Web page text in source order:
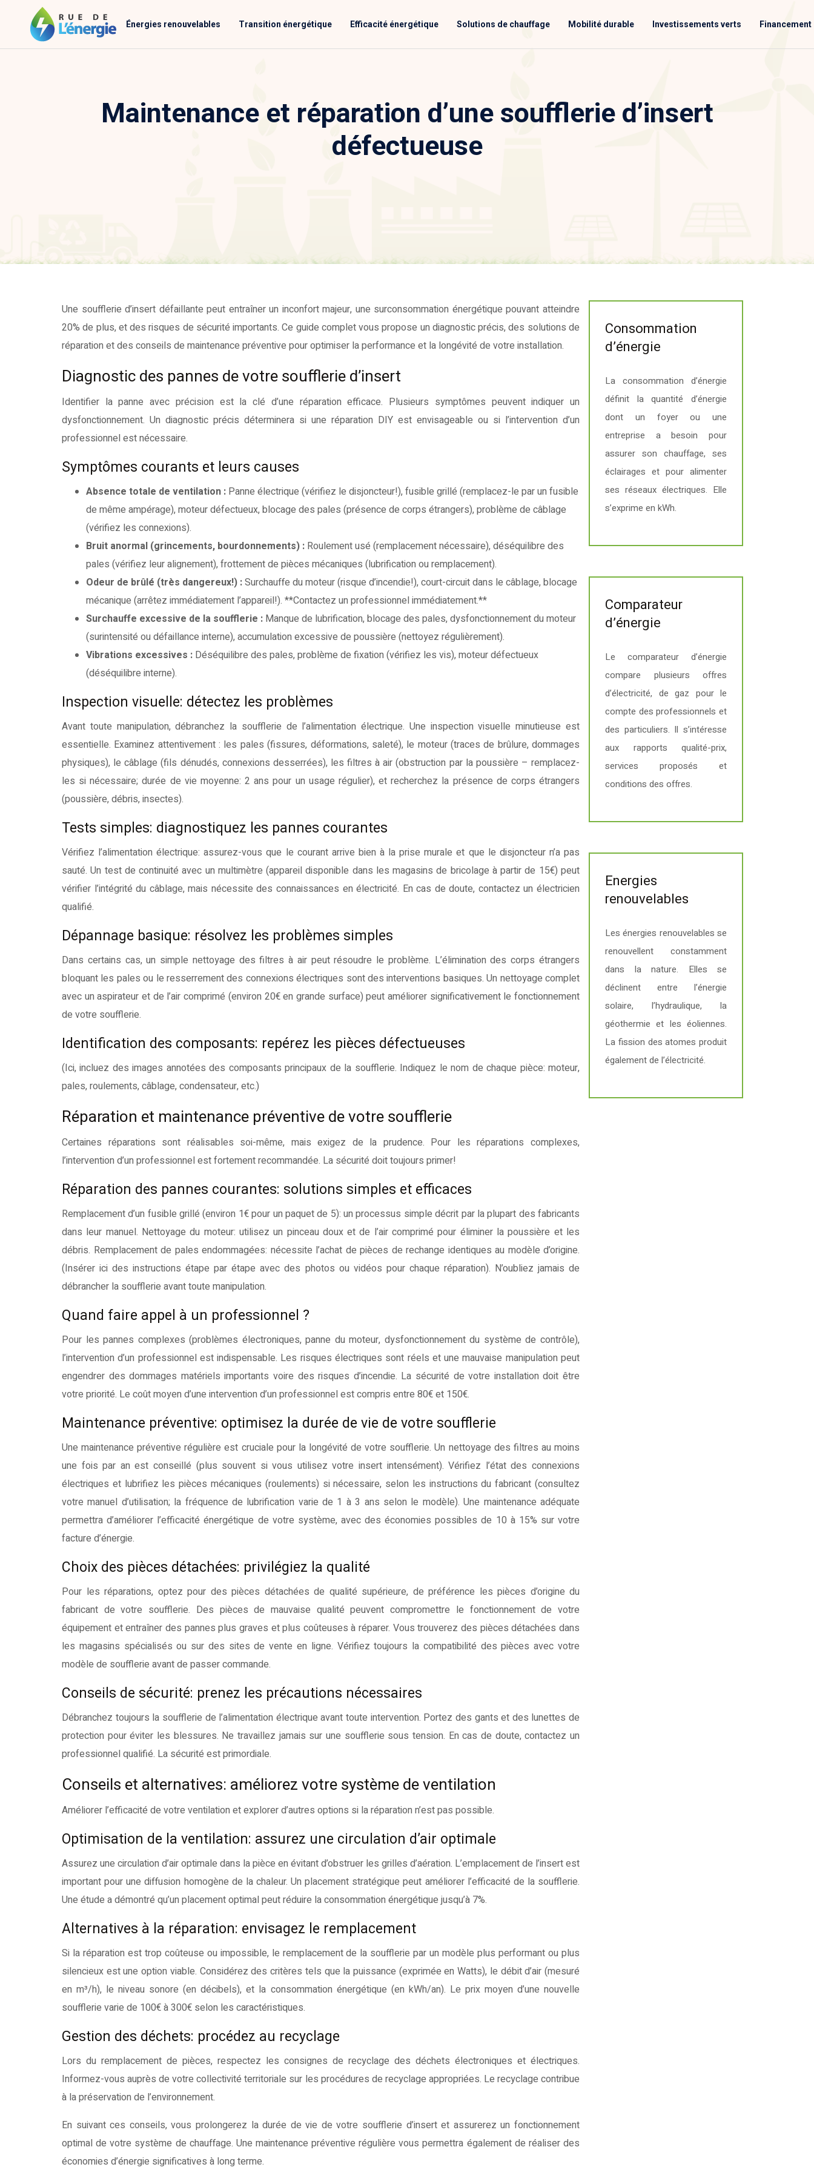
Énergies renouvelables Transition énergétique Efficacité énergétique Solutions de chauffage Mobilité durable Investissements verts
Maintenance et réparation d’une soufflerie d’insert
défectueuse
Une soufflerie d’insert défaillante peut entraîner un inconfort majeur, une surconsommation énergétique pouvant atteindre
20% de plus, et des risques de sécurité importants. Ce guide complet vous propose un diagnostic précis, des solutions de
réparation et des conseils de maintenance préventive pour optimiser la performance et la longévité de votre installation.
Diagnostic des pannes de votre soufflerie d’insert
Identifier la panne avec précision est la clé d’une réparation efficace. Plusieurs symptômes peuvent indiquer un
dysfonctionnement. Un diagnostic précis déterminera si une réparation DIY est envisageable ou si l’intervention d’un
professionnel est nécessaire.
Symptômes courants et leurs causes
Absence totale de ventilation : Panne électrique (vérifiez le disjoncteur!), fusible grillé (remplacez-le par un fusible
de même ampérage), moteur défectueux, blocage des pales (présence de corps étrangers), problème de câblage
(vérifiez les connexions).
Bruit anormal (grincements, bourdonnements) : Roulement usé (remplacement nécessaire), déséquilibre des
pales (vérifiez leur alignement), frottement de pièces mécaniques (lubrification ou remplacement).
Odeur de brûlé (très dangereux!) :Surchauffe du moteur (risque d’incendie!), court-circuit dans le câblage, blocage
mécanique (arrêtez immédiatement l’appareil!). **Contactez un professionnel immédiatement.**
Surchauffe excessive de la soufflerie : Manque de lubrification, blocage des pales, dysfonctionnement du moteur
(surintensité ou défaillance interne), accumulation excessive de poussière (nettoyez régulièrement).
Vibrations excessives : Déséquilibre des pales, problème de fixation (vérifiez les vis), moteur défectueux
(déséquilibre interne).
Inspection visuelle: détectez les problèmes
Avant toute manipulation, débranchez la soufflerie de l’alimentation électrique. Une inspection visuelle minutieuse est
essentielle. Examinez attentivement : les pales (fissures, déformations, saleté), le moteur (traces de brûlure, dommages
physiques), le câblage (fils dénudés, connexions desserrées), les filtres à air (obstruction par la poussière – remplacez-
les si nécessaire; durée de vie moyenne: 2 ans pour un usage régulier), et recherchez la présence de corps étrangers
(poussière, débris, insectes).
Tests simples: diagnostiquez les pannes courantes
Vérifiez l’alimentation électrique: assurez-vous que le courant arrive bien à la prise murale et que le disjoncteur n’a pas
sauté. Un test de continuité avec un multimètre (appareil disponible dans les magasins de bricolage à partir de 15€) peut
vérifier l’intégrité du câblage, mais nécessite des connaissances en électricité. En cas de doute, contactez un électricien
qualifié.
Dépannage basique: résolvez les problèmes simples
Dans certains cas, un simple nettoyage des filtres à air peut résoudre le problème. L’élimination des corps étrangers
bloquant les pales ou le resserrement des connexions électriques sont des interventions basiques. Un nettoyage complet
avec un aspirateur et de l’air comprimé (environ 20€ en grande surface) peut améliorer significativement le fonctionnement
de votre soufflerie.
Identification des composants: repérez les pièces défectueuses
(Ici, incluez des images annotées des composants principaux de la soufflerie. Indiquez le nom de chaque pièce: moteur,
pales, roulements, câblage, condensateur, etc.)
Réparation et maintenance préventive de votre soufflerie
Certaines réparations sont réalisables soi-même, mais exigez de la prudence. Pour les réparations complexes,
l’intervention d’un professionnel est fortement recommandée. La sécurité doit toujours primer!
Réparation des pannes courantes: solutions simples et efficaces
Remplacement d’un fusible grillé (environ 1€ pour un paquet de 5): un processus simple décrit par la plupart des fabricants
dans leur manuel. Nettoyage du moteur: utilisez un pinceau doux et de l’air comprimé pour éliminer la poussière et les
débris. Remplacement de pales endommagées: nécessite l’achat de pièces de rechange identiques au modèle d’origine.
(Insérer ici des instructions étape par étape avec des photos ou vidéos pour chaque réparation). N’oubliez jamais de
débrancher la soufflerie avant toute manipulation.
Quand faire appel à un professionnel ?
Pour les pannes complexes (problèmes électroniques, panne du moteur, dysfonctionnement du système de contrôle),
l’intervention d’un professionnel est indispensable. Les risques électriques sont réels et une mauvaise manipulation peut
engendrer des dommages matériels importants voire des risques d’incendie. La sécurité de votre installation doit être
votre priorité. Le coût moyen d’une intervention d’un professionnel est compris entre 80€ et 150€.
Maintenance préventive: optimisez la durée de vie de votre soufflerie
Une maintenance préventive régulière est cruciale pour la longévité de votre soufflerie. Un nettoyage des filtres au moins
une fois par an est conseillé (plus souvent si vous utilisez votre insert intensément). Vérifiez l’état des connexions
électriques et lubrifiez les pièces mécaniques (roulements) si nécessaire, selon les instructions du fabricant (consultez
votre manuel d’utilisation; la fréquence de lubrification varie de 1 à 3 ans selon le modèle). Une maintenance adéquate
permettra d’améliorer l’efficacité énergétique de votre système, avec des économies possibles de 10 à 15% sur votre
facture d’énergie.
Choix des pièces détachées: privilégiez la qualité
Pour les réparations, optez pour des pièces détachées de qualité supérieure, de préférence les pièces d’origine du
fabricant de votre soufflerie. Des pièces de mauvaise qualité peuvent compromettre le fonctionnement de votre
équipement et entraîner des pannes plus graves et plus coûteuses à réparer. Vous trouverez des pièces détachées dans
les magasins spécialisés ou sur des sites de vente en ligne. Vérifiez toujours la compatibilité des pièces avec votre
modèle de soufflerie avant de passer commande.
Conseils de sécurité: prenez les précautions nécessaires
Débranchez toujours la soufflerie de l’alimentation électrique avant toute intervention. Portez des gants et des lunettes de
protection pour éviter les blessures. Ne travaillez jamais sur une soufflerie sous tension. En cas de doute, contactez un
professionnel qualifié. La sécurité est primordiale.
Conseils et alternatives: améliorez votre système de ventilation
Améliorer l’efficacité de votre ventilation et explorer d’autres options si la réparation n’est pas possible.
Optimisation de la ventilation: assurez une circulation d’air optimale
Assurez une circulation d’air optimale dans la pièce en évitant d’obstruer les grilles d’aération. L’emplacement de l’insert est
important pour une diffusion homogène de la chaleur. Un placement stratégique peut améliorer l’efficacité de la soufflerie.
Une étude a démontré qu’un placement optimal peut réduire la consommation énergétique jusqu’à 7%.
Alternatives à la réparation: envisagez le remplacement
Si la réparation est trop coûteuse ou impossible, le remplacement de la soufflerie par un modèle plus performant ou plus
silencieux est une option viable. Considérez des critères tels que la puissance (exprimée en Watts), le débit d’air (mesuré
en m³/h), le niveau sonore (en décibels), et la consommation énergétique (en kWh/an). Le prix moyen d’une nouvelle
soufflerie varie de 100€ à 300€ selon les caractéristiques.
Gestion des déchets: procédez au recyclage
Lors du remplacement de pièces, respectez les consignes de recyclage des déchets électroniques et électriques.
Informez-vous auprès de votre collectivité territoriale sur les procédures de recyclage appropriées. Le recyclage contribue
à la préservation de l’environnement.
En suivant ces conseils, vous prolongerez la durée de vie de votre soufflerie d’insert et assurerez un fonctionnement
optimal de votre système de chauffage. Une maintenance préventive régulière vous permettra également de réaliser des
économies d’énergie significatives à long terme.
Consommation
d’énergie
La consommation d’énergie
définit la quantité d’énergie
dont un foyer ou une
entreprise a besoin pour
assurer son chauffage, ses
éclairages et pour alimenter
ses réseaux électriques. Elle
s’exprime en kWh.
Comparateur
d’énergie
Le comparateur d’énergie
compare plusieurs offres
d’électricité, de gaz pour le
compte des professionnels et
des particuliers. Il s’intéresse
aux rapports qualité-prix,
services proposés et
conditions des offres.
Energies
renouvelables
Les énergies renouvelables se
renouvellent constamment
dans la nature. Elles se
déclinent entre l’énergie
solaire, l’hydraulique, la
géothermie et les éoliennes.
La fission des atomes produit
également de l’électricité.